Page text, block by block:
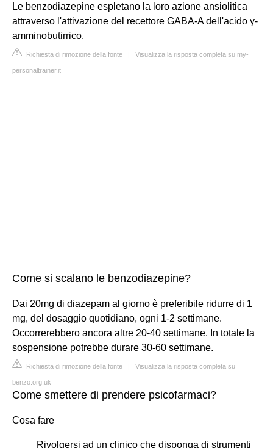
Le benzodiazepine espletano la loro azione ansiolitica
attraverso l'attivazione del recettore GABA-A dell'acido γ-
amminobutirrico.
Richiesta di rimozione della fonte | Visualizza la risposta completa su my-
personaltrainer.it
Come si scalano le benzodiazepine?
Dai 20mg di diazepam al giorno è preferibile ridurre di 1
mg, del dosaggio quotidiano, ogni 1-2 settimane.
Occorrerebbero ancora altre 20-40 settimane. In totale la
sospensione potrebbe durare 30-60 settimane.
Richiesta di rimozione della fonte | Visualizza la risposta completa su
benzo.org.uk
Come smettere di prendere psicofarmaci?
Cosa fare
Rivolgersi ad un clinico che disponga di strumenti